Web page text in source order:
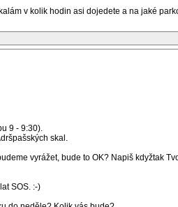
v kolik hodin asi dojedete a na jaké
9 - 9:30).
skal.
vyrážet, bude to OK? Napiš kdyžtak
SOS. :-)